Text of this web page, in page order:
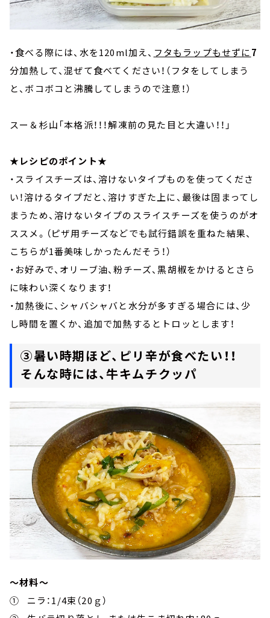
・食べる際には、水を120ml加え、 フタもラップもせずに7
分加熱して、混ぜて食べてください！（フタをしてしまう
と、ボコボコと沸騰してしまうので注意！）
スー＆杉山「本格派！！！解凍前の見た目と大違い！！」
★レシピのポイント★
・スライスチーズは、溶けないタイプものを使ってくださ
い！溶けるタイプだと、溶けすぎた上に、最後は固まってし
まうため、溶けないタイプのスライスチーズを使うのがオ
ススメ。（ピザ用チーズなどでも試行錯誤を重ねた結果、
こちらが1番美味しかったんだそう！）
・お好みで、オリーブ油、粉チーズ、黒胡椒をかけるとさら
に味わい深くなります！
・加熱後に、シャバシャバと水分が多すぎる場合には、少
し時間を置くか、追加で加熱するとトロッとします！
③暑い時期ほど、ピリ辛が食べたい！！
そんな時には、牛キムチクッパ
～材料～
① ニラ：1/4束（20ｇ）